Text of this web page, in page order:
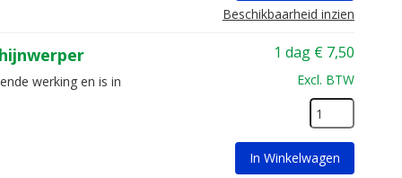
Beschikbaarheid inzien
1 dag € 7,50
Excl. BTW
In Winkelwagen
werking en is in